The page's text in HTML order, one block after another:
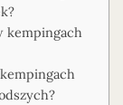
kempingach